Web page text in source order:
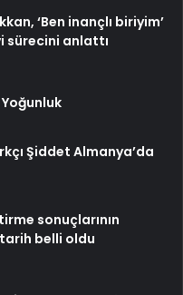
‘Ben inançlı biriyim’
sürecini anlattı
Şiddet Almanya’da
sonuçlarının
belli oldu